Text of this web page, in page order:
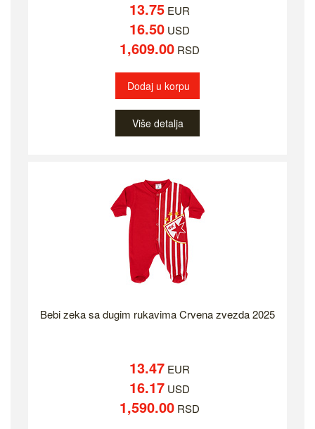
13.75EUR
16.50USD
1,609.00RSD
Dodaj u korpu
Više detalja
Bebi zeka sa dugim rukavima Crvena zvezda 2025
13.47EUR
16.17USD
1,590.00RSD